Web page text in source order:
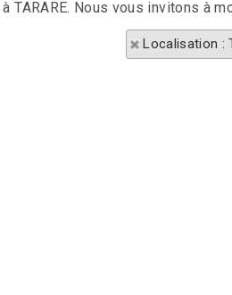
TARARE. Nous vous invitons à
Localisation :